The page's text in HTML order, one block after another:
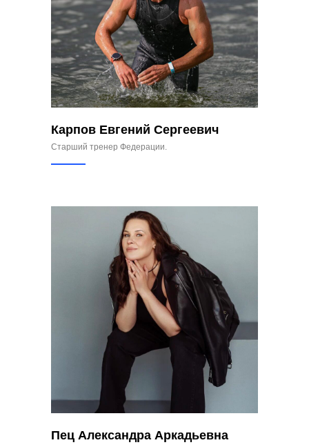
Карпов Евгений Сергеевич
Старший тренер Федерации.
Пец Александра Аркадьевна